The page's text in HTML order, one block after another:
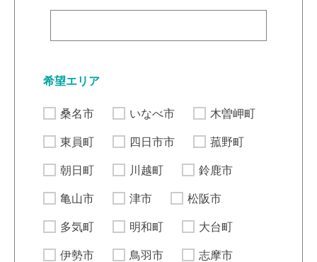
希望エリア
桑名市
いなべ市
木曽岬町
東員町
四日市市
菰野町
朝日町
川越町
鈴鹿市
亀山市
津市
松阪市
多気町
明和町
大台町
伊勢市
鳥羽市
志摩市